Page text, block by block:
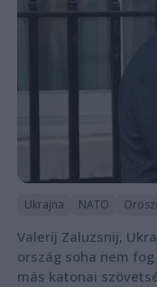
Ukrajna NATO
Valerij Zaluzsnij,
ország soha nem
más katonai